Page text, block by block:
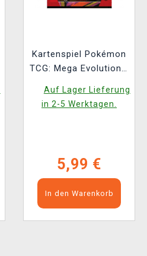
Kartenspiel Pokémon
TCG: Mega Evolution -
Booster (10 Karten)
(ENGLISCHE
Auf Lager Lieferung
in 2-5 Werktagen.
5,99 €
In den Warenkorb